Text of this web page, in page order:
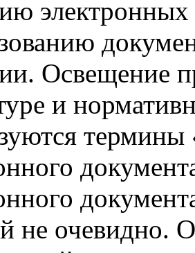
Освещение
и
термины
не очевидно.